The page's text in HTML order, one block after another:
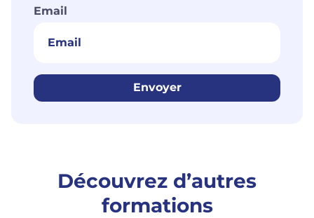
Email
Envoyer
Découvrez d’autres
formations